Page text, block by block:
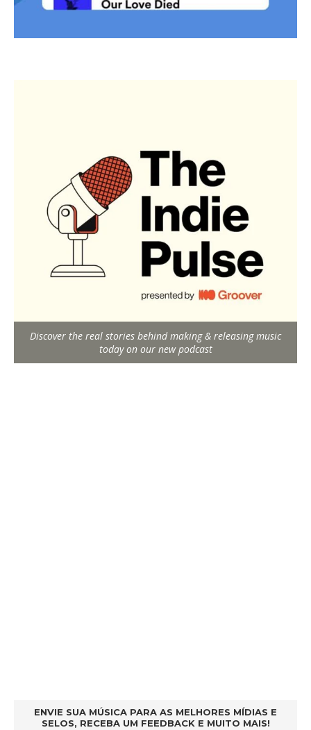
Discover the real stories behind making & releasing music
today on our new podcast
ENVIE SUA MÚSICA PARA AS MELHORES MÍDIAS E
SELOS, RECEBA UM FEEDBACK E MUITO MAIS!